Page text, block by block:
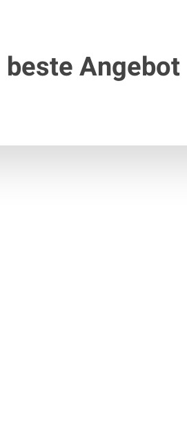
beste Angebot